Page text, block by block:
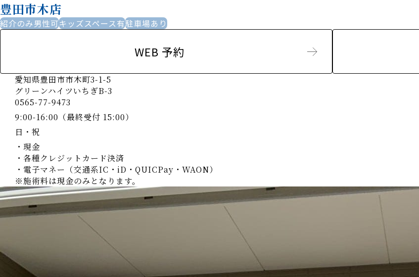
豊田市木店
紹介のみ男性可キッズスペース有駐車場あり
WEB 予約
愛知県豊田市市木町3-1-5
グリーンハイツいちぎB-3
0565-77-9473
9:00-16:00（最終受付 15:00）
日・祝
・現金
・各種クレジットカード決済
・電子マネー（交通系IC・iD・QUICPay・WAON）
※施術料は現金のみとなります。